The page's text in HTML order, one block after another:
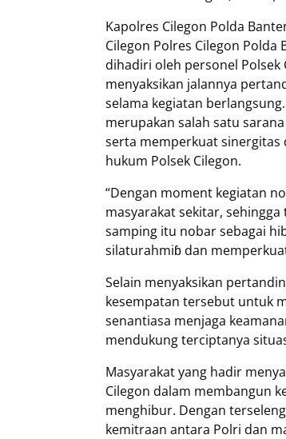
Kapolres Cilegon Polda
Cilegon Polres Cilegon Polda
dihadiri oleh personel Polsek
menyaksikan jalannya
selama kegiatan
merupakan salah satu
serta memperkuat sinergitas
hukum Polsek Cilegon.
“Dengan moment kegiatan
masyarakat sekitar,
samping itu nobar sebagai
silaturahmiɓ dan
Selain menyaksikan
kesempatan tersebut untuk
senantiasa menjaga
mendukung terciptanya
Masyarakat yang hadir
Cilegon dalam membangun
menghibur. Dengan
kemitraan antara Polri dan